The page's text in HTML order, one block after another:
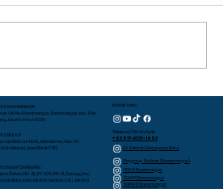
di Sekolah Baru:
Kelas 7 Mengikuti
Al Azhar 12
RAWAMANGUN
Giri No.1 Rawamangun, Rawamangun, Kec. Pulo
Jakarta Timur 13220
BEKASI
Jati Makmur No.10, Jatimakmur, Kec. Pd.
Kota Bekasi, Jawa Barat 17413
KEBAYORAN BARU
Dalam, NO. 48, RT. 009, RW. 01, Gunung, Kec.
Baru, Kota Jakarta Selatan, D.K.I. Jakarta
Kontak Kami
Telepon/WhatsApp
+62 817-0337-1952
RA Sakinah (Kebayoran Baru)
Playgroup Sakinah (Rawamangun)
TKIA 13 Rawamangun
SDIA 13 Rawamangun
SMPIA 12 Rawamangun